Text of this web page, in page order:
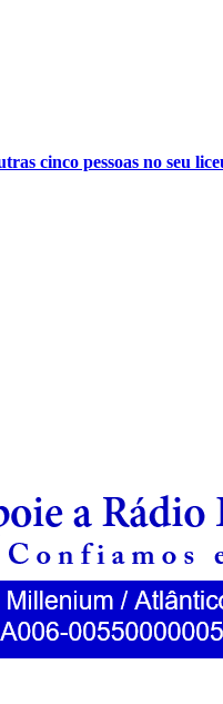
cinco pessoas no seu